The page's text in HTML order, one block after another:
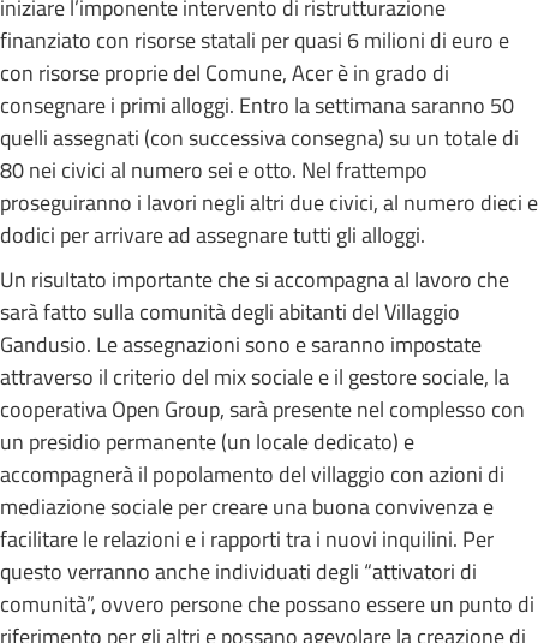
iniziare l’imponente intervento di ristrutturazione
finanziato con risorse statali per quasi 6 milioni di euro e
con risorse proprie del Comune, Acer è in grado di
consegnare i primi alloggi. Entro la settimana saranno 50
quelli assegnati (con successiva consegna) su un totale di
80 nei civici al numero sei e otto. Nel frattempo
proseguiranno i lavori negli altri due civici, al numero dieci e
dodici per arrivare ad assegnare tutti gli alloggi.
Un risultato importante che si accompagna al lavoro che
sarà fatto sulla comunità degli abitanti del Villaggio
Gandusio. Le assegnazioni sono e saranno impostate
attraverso il criterio del mix sociale e il gestore sociale, la
cooperativa Open Group, sarà presente nel complesso con
un presidio permanente (un locale dedicato) e
accompagnerà il popolamento del villaggio con azioni di
mediazione sociale per creare una buona convivenza e
facilitare le relazioni e i rapporti tra i nuovi inquilini. Per
questo verranno anche individuati degli “attivatori di
comunità”, ovvero persone che possano essere un punto di
riferimento per gli altri e possano agevolare la creazione di